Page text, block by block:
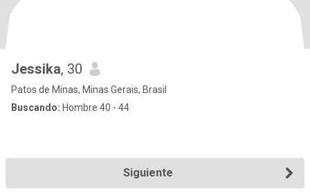
Jessika, 30
Patos de Minas, Minas Gerais, Brasil
Buscando: Hombre 40 - 44
Siguiente